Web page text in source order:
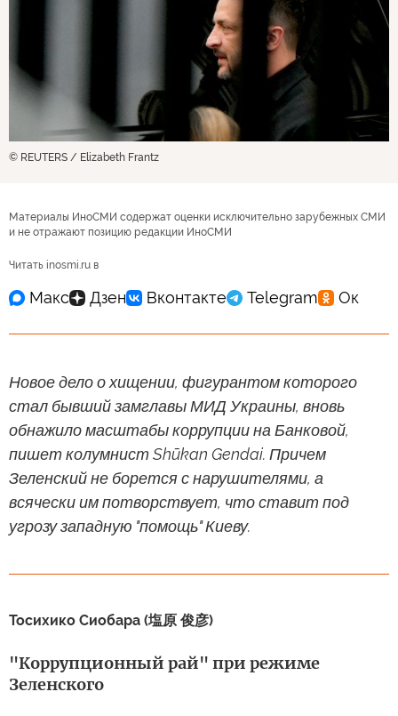
© REUTERS / Elizabeth Frantz
Материалы ИноСМИ содержат оценки исключительно зарубежных СМИ
и не отражают позицию редакции ИноСМИ
Читать inosmi.ru в
Новое дело о хищении, фигурантом которого
стал бывший замглавы МИД Украины, вновь
обнажило масштабы коррупции на Банковой,
пишет колумнист Shūkan Gendai. Причем
Зеленский не борется с нарушителями, а
всячески им потворствует, что ставит под
угрозу западную "помощь" Киеву.
Тосихико Сиобара (塩原 俊彦)
"Коррупционный рай" при режиме
Зеленского